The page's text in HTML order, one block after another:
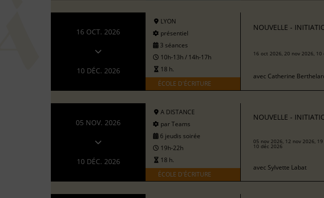
16 OCT. 2026
10 DÉC. 2026
LYON
présentiel
3 séances
10h-13h / 14h-17h
18 h.
ÉCOLE D'ÉCRITURE
NOUVELLE -
16 oct 2026, 20 nov 2026, 10
avec Catherine
05 NOV. 2026
10 DÉC. 2026
A DISTANCE
par Teams
6 jeudis soirée
19h-22h
18 h.
ÉCOLE D'ÉCRITURE
NOUVELLE -
05 nov 2026, 12 nov 2026,
10 déc 2026
avec Sylvette Labat